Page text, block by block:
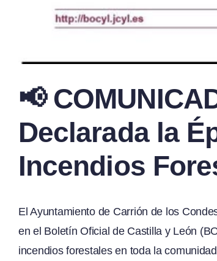
📢
Declarada la
Incendios
El Ayuntamiento de Carrión de los
en el Boletín Oficial de Castilla y León
incendios forestales en toda la